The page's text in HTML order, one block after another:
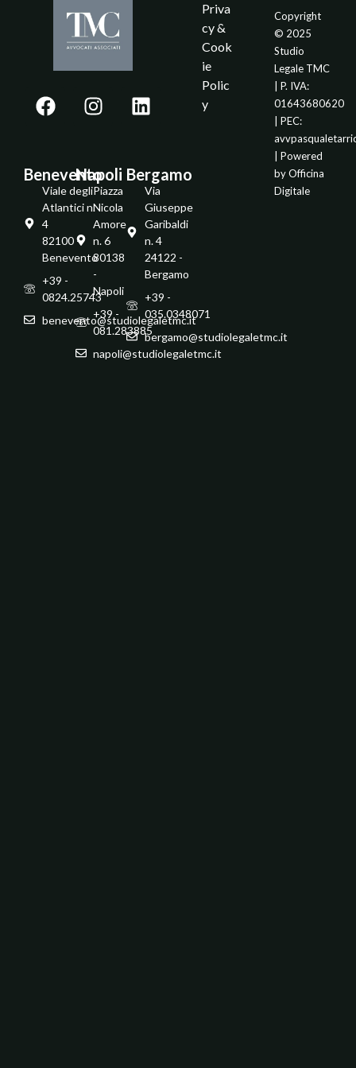
Benevento
Viale degli
Atlantici n.
4
82100 -
Benevento
+39 -
0824.25743
benevento@studiolegaletmc.it
Napoli
Piazza
Nicola
Amore
n. 6
80138
-
Napoli
+39 -
081.283885
napoli@studiolegaletmc.it
Bergamo
Via
Giuseppe
Garibaldi
n. 4
24122 -
Bergamo
+39 -
035.0348071
bergamo@studiolegaletmc.it
Priva
cy &
Cook
ie
Polic
y
Copyright
© 2025
Studio
Legale TMC
| P. IVA:
01643680620
| PEC:
| Powered
byOfficina
Digitale